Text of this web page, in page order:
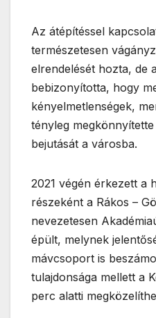
Az átépítéssel
természetesen
elrendelését hozta, de
bebizonyította, hogy
kényelmetlenségek,
tényleg
bejutását a városba.
2021 végén érkezett a
részeként a Rákos –
nevezetesen
épült, melynek
mávcsoport is
tulajdonsága mellett a
perc alatti